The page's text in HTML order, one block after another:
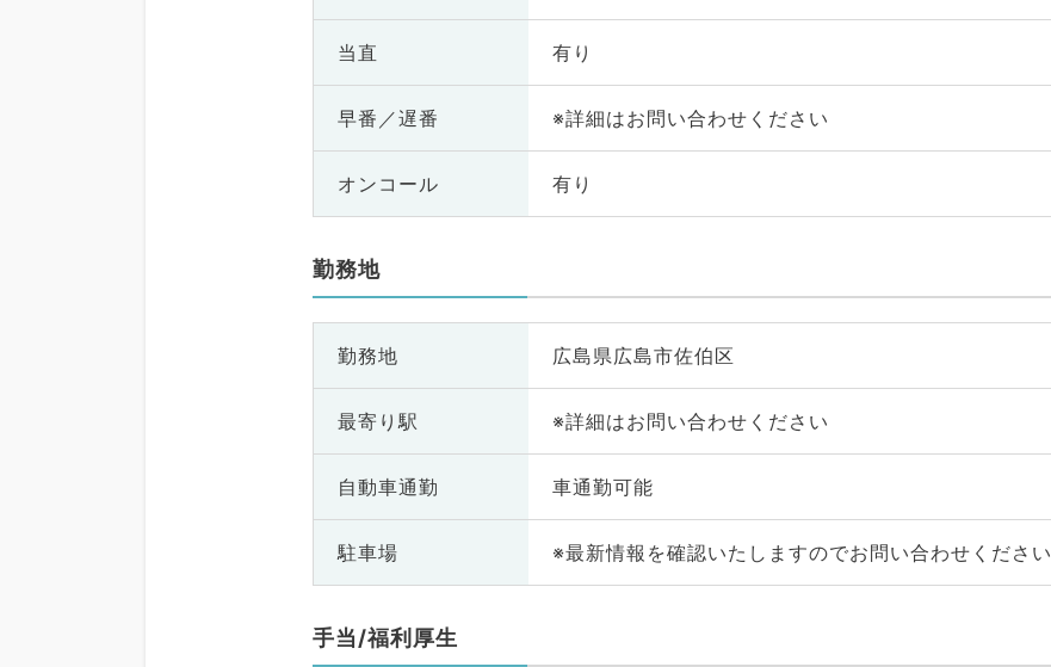
当直 有り
早番／遅番 ※詳細はお問い合わせください
オンコール 有り
勤務地
勤務地 広島県広島市佐伯区
最寄り駅 ※詳細はお問い合わせください
自動車通勤 車通勤可能
駐車場 ※最新情報を確認いたしますのでお問い合わせください
手当/福利厚生